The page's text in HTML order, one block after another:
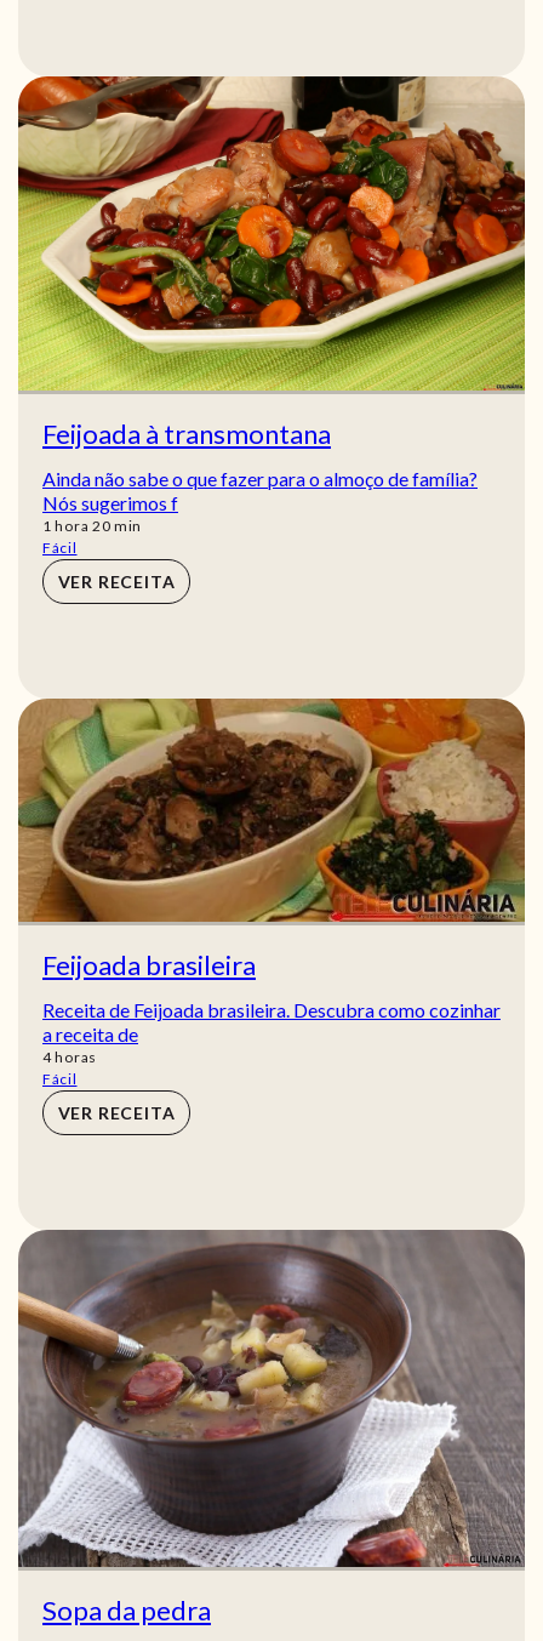
Feijoada à transmontana
Ainda não sabe o que fazer para o almoço de família?
Nós sugerimos f
1 hora
hora 20min
min
Fácil
VER RECEITA
Feijoada brasileira
Receita de Feijoada brasileira. Descubra como cozinhar
a receita de
4horas
horas
Fácil
VER RECEITA
Sopa da pedra